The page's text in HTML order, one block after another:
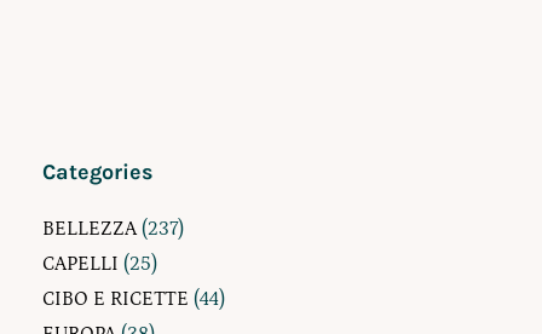
Categories
BELLEZZA(237)
CAPELLI (25)
CIBO E RICETTE (44)